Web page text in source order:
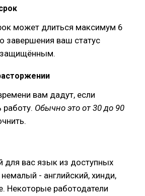
может длиться максимум 6
завершения ваш статус
защищённым.
вам дадут, если
работу. Обычно это от 30 до 90
для вас язык из доступных
- английский, хинди,
Некоторые работодатели